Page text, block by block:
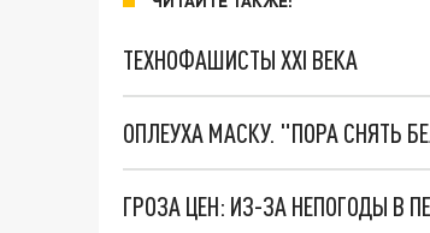
ТЕХНОФАШИСТЫ XXI ВЕКА
ОПЛЕУХА МАСКУ. "ПОРА СНЯТЬ